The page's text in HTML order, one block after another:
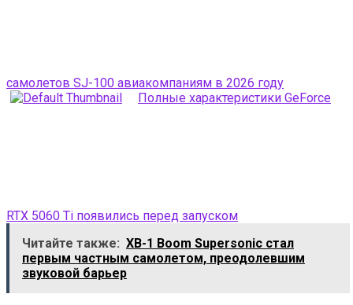
самолетов SJ-100 авиакомпаниям в 2026 году
Полные характеристики GeForce
RTX 5060 Ti появились перед запуском
Читайте также: XB-1 Boom Supersonic стал
первым частным самолетом, преодолевшим
звуковой барьер